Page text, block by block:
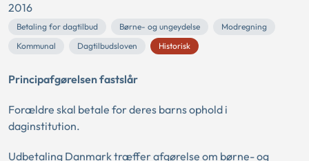
2016
Betaling for dagtilbud Børne- og ungeydelse
Modregning
Kommunal
Dagtilbudsloven Historisk
Principafgørelsen fastslår
Forældre skal betale for deres barns ophold i
daginstitution.
Udbetaling Danmark træffer afgørelse om børne- og